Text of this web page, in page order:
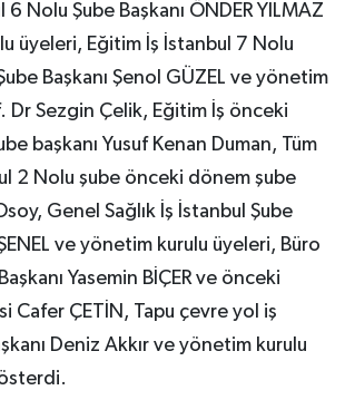
Nolu Şube Başkanı ÖNDER YILMAZ
üyeleri, Eğitim İş İstanbul 7 Nolu
Başkanı Şenol GÜZEL ve yönetim
Dr Sezgin Çelik, Eğitim İş önceki
başkanı Yusuf Kenan Duman, Tüm
2 Nolu şube önceki dönem şube
Genel Sağlık İş İstanbul Şube
ve yönetim kurulu üyeleri, Büro
Yasemin BİÇER ve önceki
Cafer ÇETİN, Tapu çevre yol iş
Deniz Akkır ve yönetim kurulu